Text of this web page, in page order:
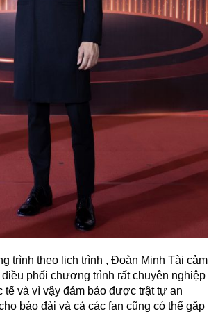
trình theo lịch trình , Đoàn Minh Tài cảm
phối chương trình rất chuyên nghiệp
tế và vì vậy đảm bảo được trật tự an
báo đài và cả các fan cũng có thể gặp